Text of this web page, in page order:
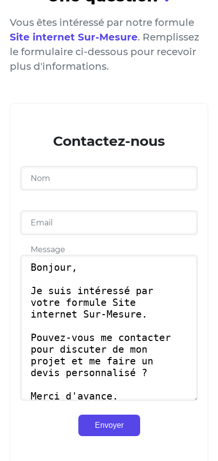
Vous êtes intéressé par notre formule
Site internet Sur-Mesure. Remplissez
le formulaire ci-dessous pour recevoir
plus d'informations.
Contactez-nous
Nom
Email
Message
Envoyer